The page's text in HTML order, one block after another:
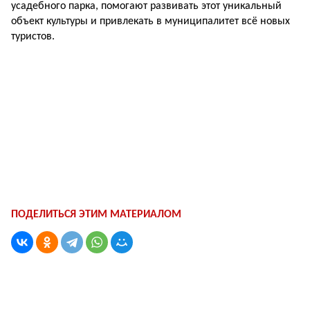
усадебного парка, помогают развивать этот уникальный
объект культуры и привлекать в муниципалитет всё новых
туристов.
ПОДЕЛИТЬСЯ ЭТИМ МАТЕРИАЛОМ